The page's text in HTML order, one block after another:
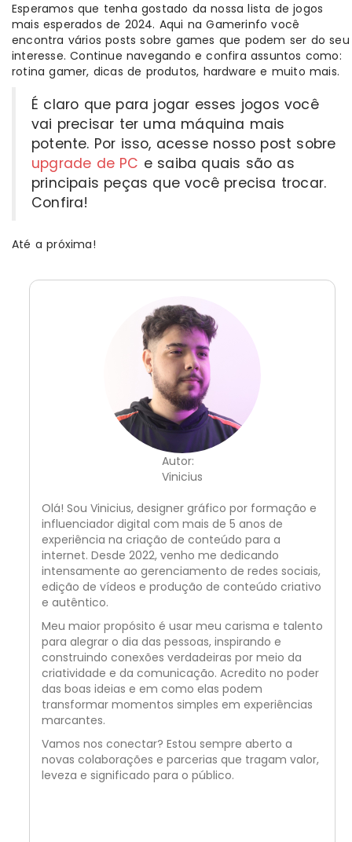
Esperamos que tenha gostado da nossa lista de jogos
mais esperados de 2024. Aqui na Gamerinfo você
encontra vários posts sobre games que podem ser do seu
interesse. Continue navegando e confira assuntos como:
rotina gamer, dicas de produtos, hardware e muito mais.
É claro que para jogar esses jogos você
vai precisar ter uma máquina mais
potente. Por isso, acesse nosso post sobre
upgrade de PC e saiba quais são as
principais peças que você precisa trocar.
Confira!
Até a próxima!
Autor:
Vinicius
Olá! Sou Vinicius, designer gráfico por formação e
influenciador digital com mais de 5 anos de
experiência na criação de conteúdo para a
internet. Desde 2022, venho me dedicando
intensamente ao gerenciamento de redes sociais,
edição de vídeos e produção de conteúdo criativo
e autêntico.
Meu maior propósito é usar meu carisma e talento
para alegrar o dia das pessoas, inspirando e
construindo conexões verdadeiras por meio da
criatividade e da comunicação. Acredito no poder
das boas ideias e em como elas podem
transformar momentos simples em experiências
marcantes.
Vamos nos conectar? Estou sempre aberto a
novas colaborações e parcerias que tragam valor,
leveza e significado para o público.